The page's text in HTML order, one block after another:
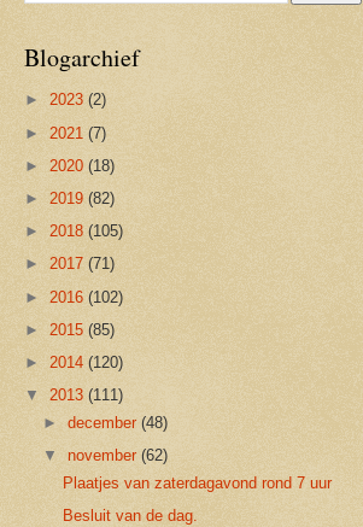
Blogarchief
► 2023 (2)
► 2021 (7)
► 2020 (18)
► 2019 (82)
► 2018 (105)
► 2017 (71)
► 2016 (102)
► 2015 (85)
► 2014 (120)
▼
2013 (111)
►december (48)
▼
november (62)
Plaatjes van zaterdagavond rond 7 uur
Besluit van de dag.